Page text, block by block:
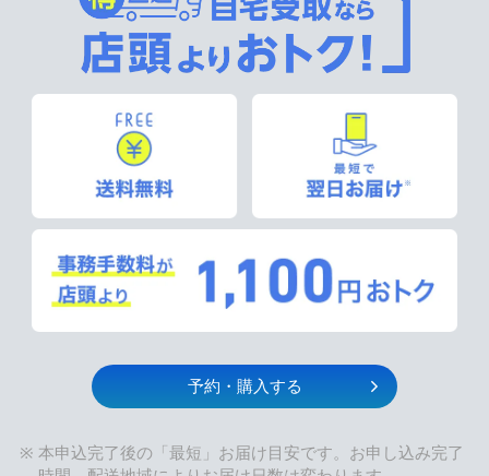
予約・購入する
本申込完了後の「最短」お届け目安です。お申し込み完了